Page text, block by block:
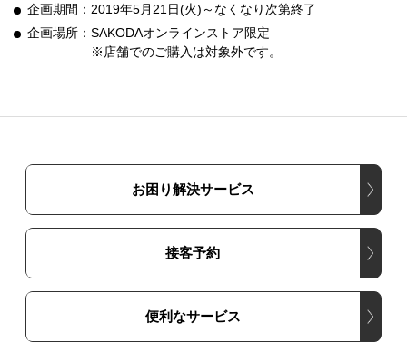
企画期間：2019年5月21日(火)～なくなり次第終了
企画場所：SAKODAオンラインストア限定
※店舗でのご購入は対象外です。
お困り解決サービス
接客予約
便利なサービス